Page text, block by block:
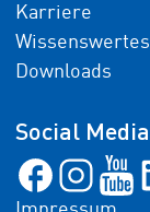
Karriere
Wissenswertes
Downloads
Social Media